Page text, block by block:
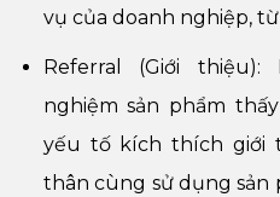
vụ của doanh nghiệp,
Referral (Giới
nghiệm sản phẩm
yếu tố kích thích giới
thân cùng sử dụng sản